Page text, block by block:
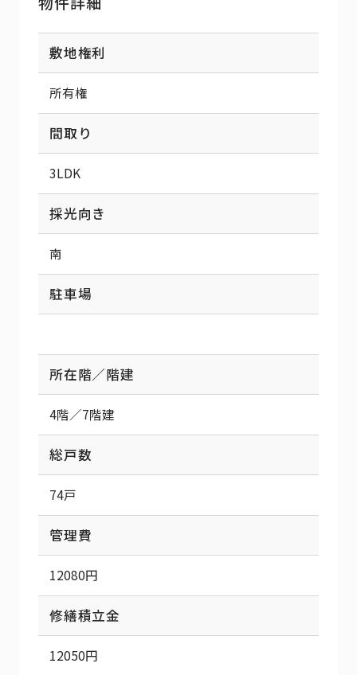
敷地権利
所有権
間取り
3LDK
採光向き
南
駐車場
所在階／階建
4階／7階建
総戸数
74戸
管理費
12080円
修繕積立金
12050円